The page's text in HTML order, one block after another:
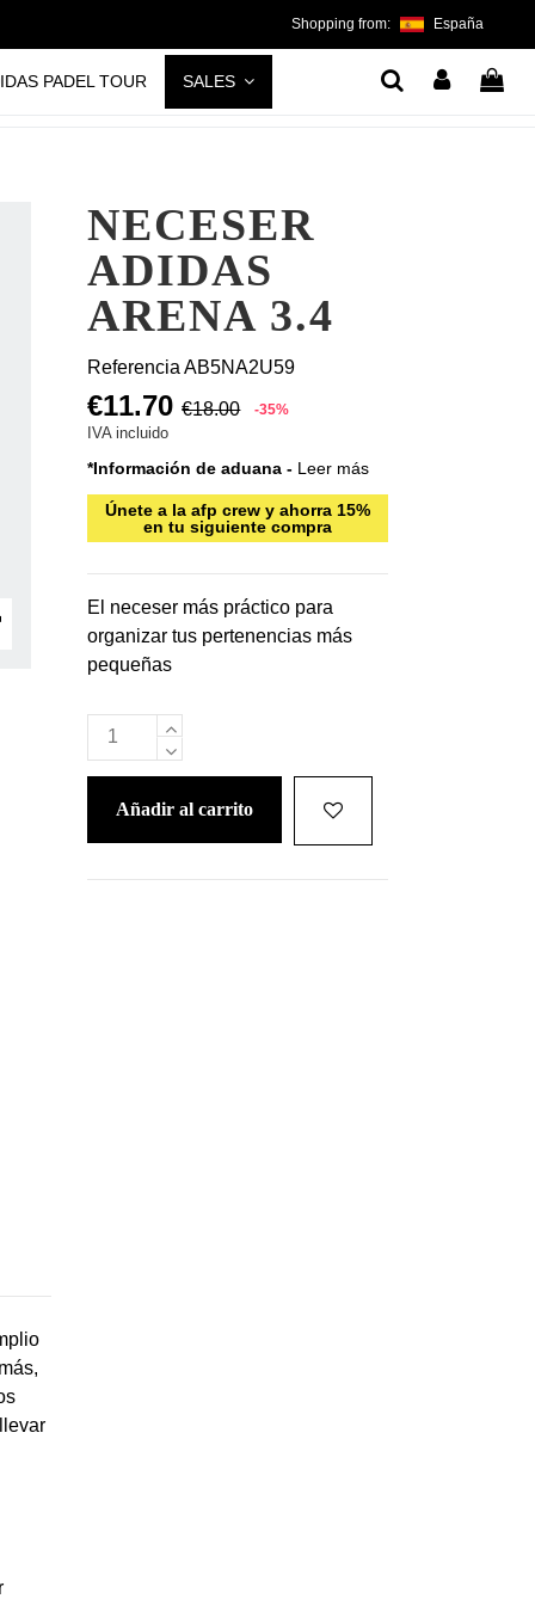
Shopping from: España
PADEL TOUR SALES
NECESER
ADIDAS
ARENA 3.4
Referencia AB5NA2U59
€11.70 €18.00 -35%
IVA incluido
*Información de aduana - Leer más
Únete a la afp crew y ahorra 15%
en tu siguiente compra
El neceser más práctico para
organizar tus pertenencias más
pequeñas
añadir al carrito